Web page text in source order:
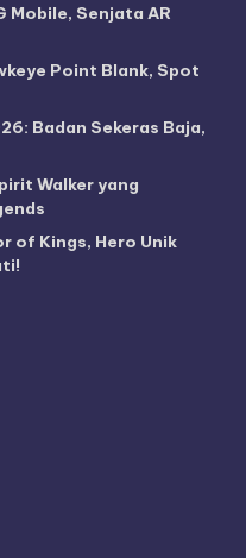
Mobile, Senjata AR
Point Blank, Spot
Badan Sekeras Baja,
Walker yang
of Kings, Hero Unik